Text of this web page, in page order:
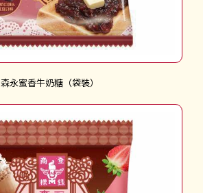
森永蜜香牛奶糖（袋裝）